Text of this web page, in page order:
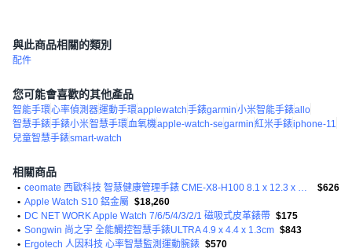
與此商品相關的類別
配件
您可能會喜歡的其他產品
智能手環心率偵測器運動手環applewatch手錶garmin小米智能手錶allo
智慧手錶手錶小米智慧手環血氧機apple-watch-segarmin紅米手錶iphone-11
兒童智慧手錶smart-watch
相關商品
• ceomate 西歐科技 智慧健康管理手錶 CME-X8-H100 8.1 x 12.3 x 2.9cm 天空藍 40g
$626
• Apple Watch S10 鋁金屬 $18,260
• DC NET WORK Apple Watch 7/6/5/4/3/2/1 磁吸式皮革錶帶 $175
• Songwin 尚之宇 全能觸控智慧手錶ULTRA 4.9 x 4.4 x 1.3cm $843
• Ergotech 人因科技 心率智慧監測運動腕錶 $570